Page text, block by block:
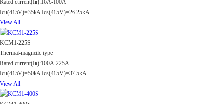
Rated current(In):16A-100A
Icu(415V)=35kA Ics(415V)=26.25kA
View All
KCM1-225S
Thermal-magnetic type
Rated current(In):100A-225A
Icu(415V)=50kA Ics(415V)=37.5kA
View All